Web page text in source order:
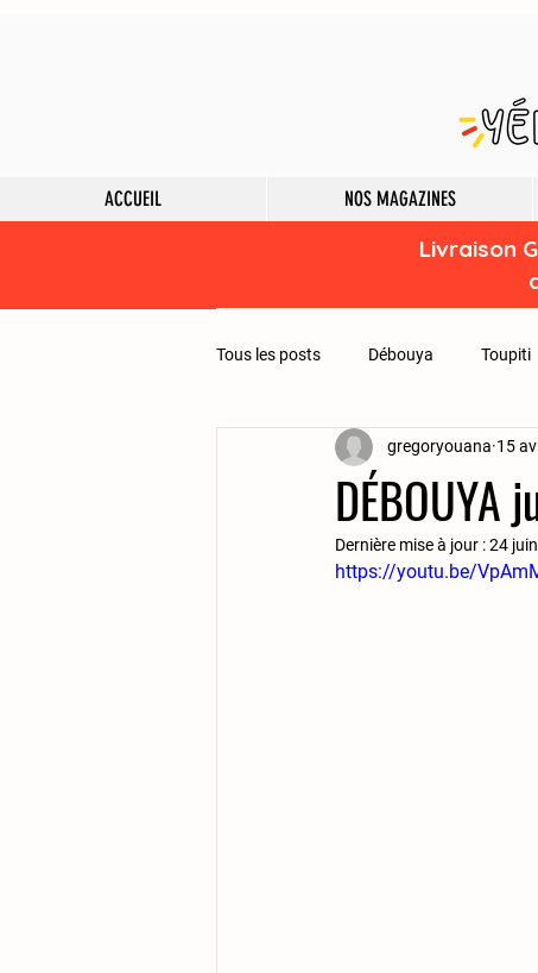
ACCUEIL NOS MAGAZINES
Livraison
Tous les posts Débouya Toupiti
gregoryouana 15
Dernière mise à jour :24
https://youtu.be/